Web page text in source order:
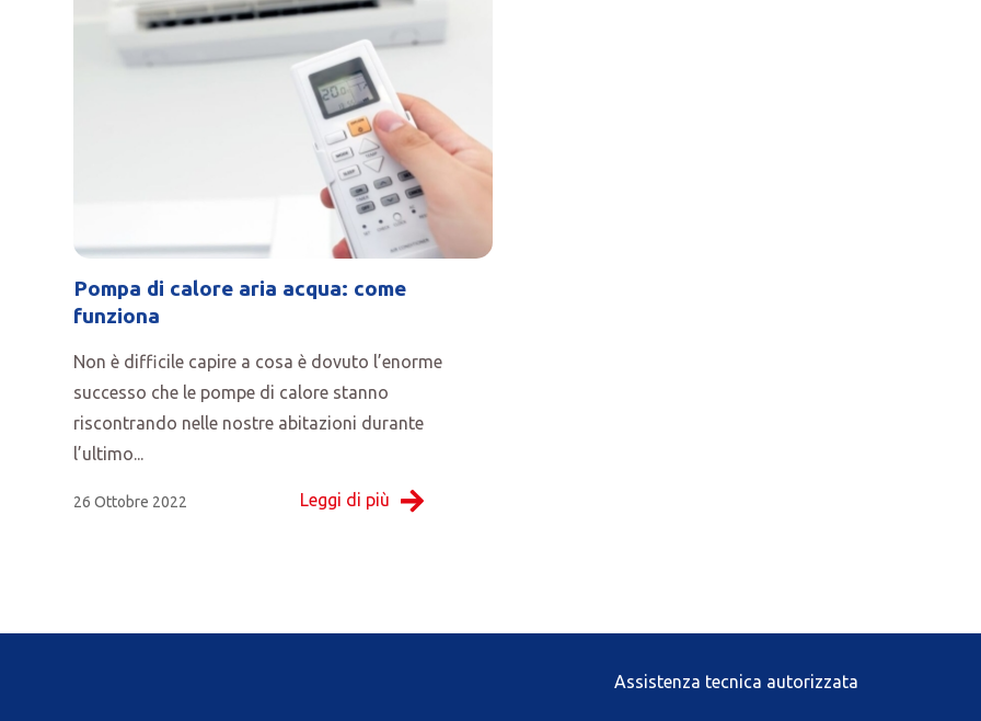
Pompa di calore aria acqua: come
funziona
Non è difficile capire a cosa è dovuto l’enorme
successo che le pompe di calore stanno
riscontrando nelle nostre abitazioni durante
l’ultimo...
26 Ottobre 2022 Leggi di più
Assistenza tecnica autorizzata